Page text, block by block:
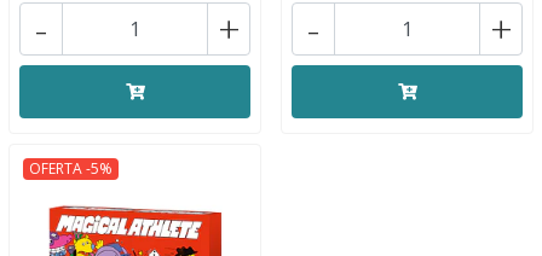
+
- +
-
OFERTA -5%